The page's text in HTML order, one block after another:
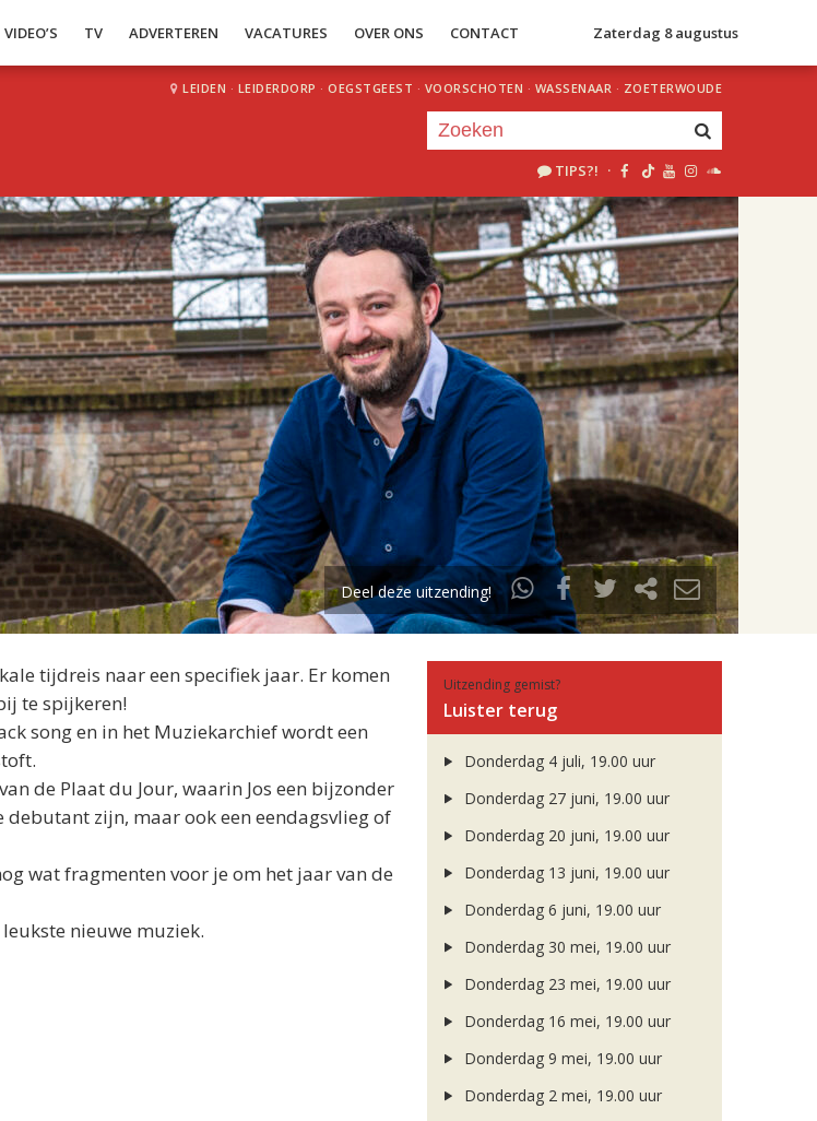
VIDEO’S TV ADVERTEREN VACATURES OVER ONS CONTACT Zaterdag 8 augustus
LEIDEN · LEIDERDORP · OEGSTGEEST · VOORSCHOTEN · WASSENAAR · ZOETERWOUDE
TIPS?! ·
20.00
Je luistert nu naaruur 1 van 2
«Vorig uur Volgend uur»
Deel deze uitzending!
tijdreis naar een specifiek jaar. Er komen
te spijkeren!
song en in het Muziekarchief wordt een
de Plaat du Jour, waarin Jos een bijzonder
zijn, maar ook een eendagsvlieg of
wat fragmenten voor je om het jaar van de
nieuwe muziek.
Uitzending gemist?
Luister terug
Donderdag 4 juli, 19.00 uur
Donderdag 27 juni, 19.00 uur
Donderdag 20 juni, 19.00 uur
Donderdag 13 juni, 19.00 uur
Donderdag 6 juni, 19.00 uur
Donderdag 30 mei, 19.00 uur
Donderdag 23 mei, 19.00 uur
Donderdag 16 mei, 19.00 uur
Donderdag 9 mei, 19.00 uur
Donderdag 2 mei, 19.00 uur